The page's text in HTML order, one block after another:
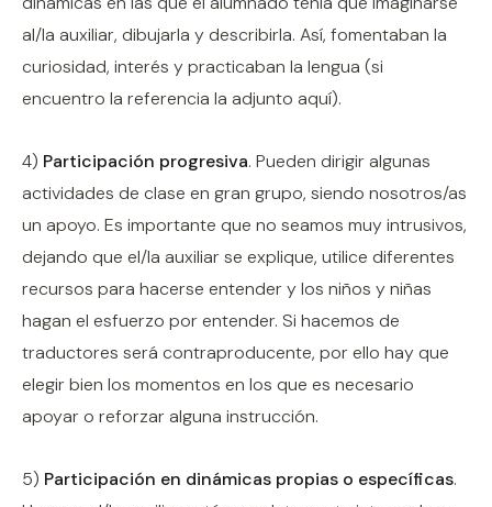
al/la auxiliar, dibujarla y describirla. Así, fomentaban la
curiosidad, interés y practicaban la lengua (si
encuentro la referencia la adjunto aquí).
4) Participación progresiva. Pueden dirigir algunas
actividades de clase en gran grupo, siendo nosotros/as
un apoyo. Es importante que no seamos muy intrusivos,
dejando que el/la auxiliar se explique, utilice diferentes
recursos para hacerse entender y los niños y niñas
hagan el esfuerzo por entender. Si hacemos de
traductores será contraproducente, por ello hay que
elegir bien los momentos en los que es necesario
apoyar o reforzar alguna instrucción.
5) Participación en dinámicas propias o específicas.